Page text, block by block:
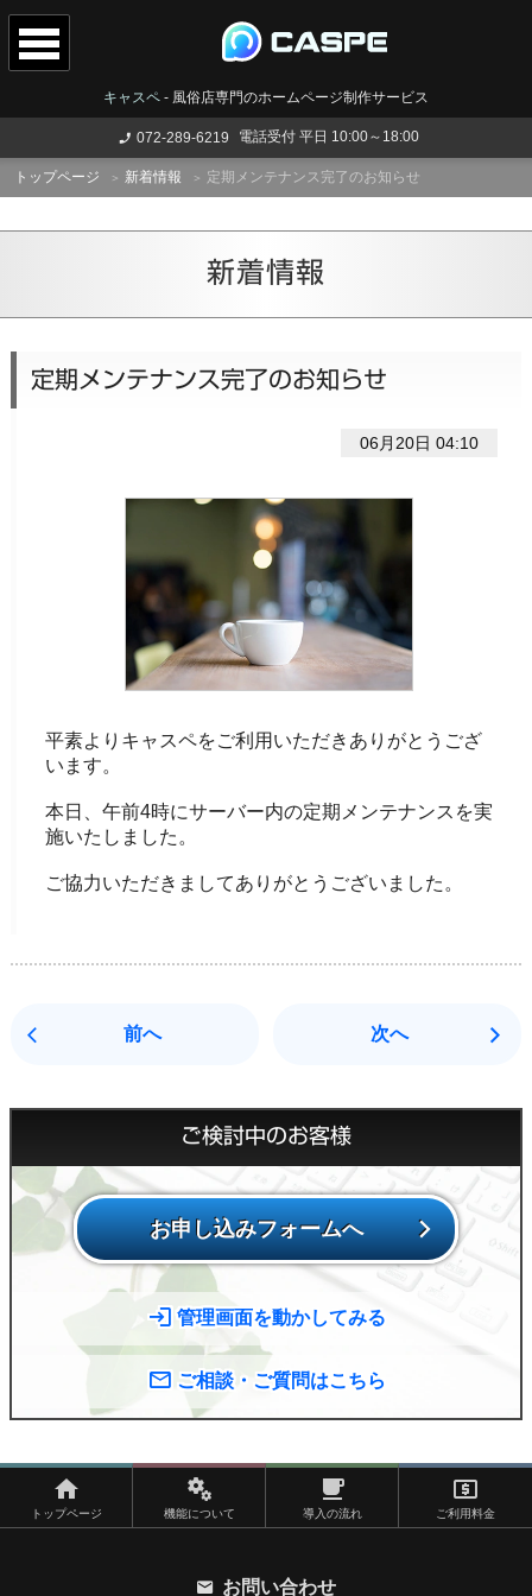
キャスペ - 風俗店専門のホームページ制作サービス
072-289-6219 電話受付 平日 10:00～18:00
トップページ 新着情報 定期メンテナンス完了のお知らせ
新着情報
定期メンテナンス完了のお知らせ
06月20日 04:10
平素よりキャスペをご利用いただきありがとうござ
います。
本日、午前4時にサーバー内の定期メンテナンスを実
施いたしました。
ご協力いただきましてありがとうございました。
前へ 次へ
ご検討中のお客様
お申し込みフォームへ
管理画面を動かしてみる
ご相談・ご質問はこちら
トップページ 機能について 導入の流れ ご利用料金
お問い合わせ